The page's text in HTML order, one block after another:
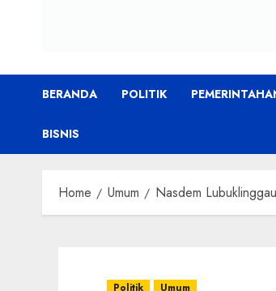
BERANDA POLITIK
BISNIS
Home Umum Nasdem
Politik Umum